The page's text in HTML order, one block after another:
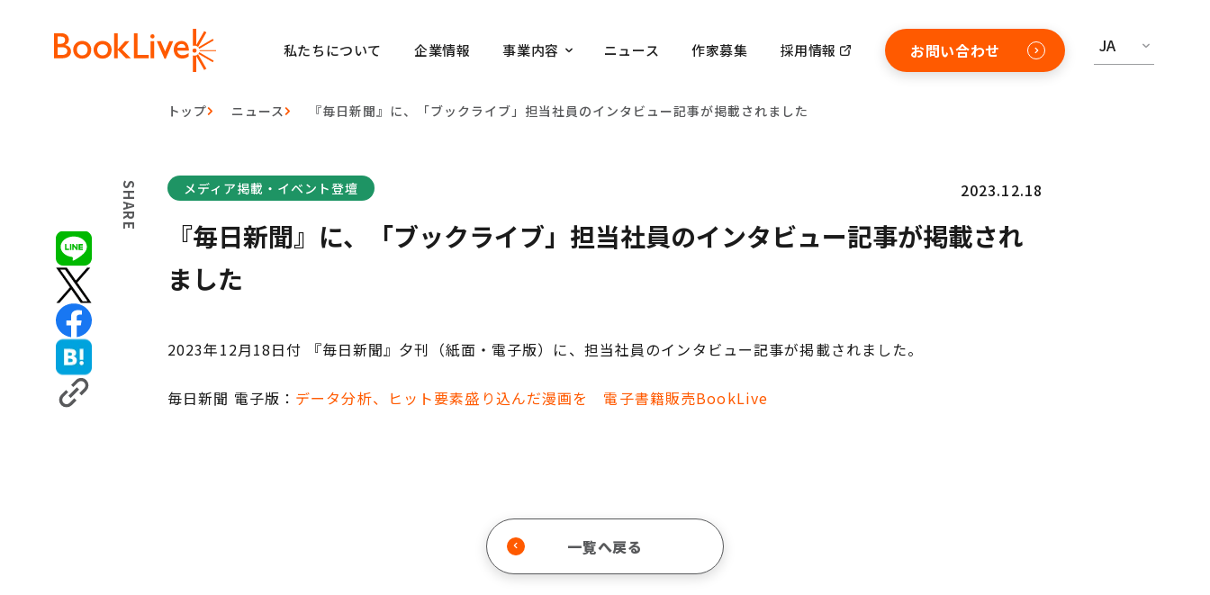
私たちについて 企業情報 事業内容 ニュース 作家募集 採用情報 お問い合わせ JA
トップ ニュース 『毎日新聞』に、「ブックライブ」担当社員のインタビュー記事が掲載されました
SHARE メディア掲載・イベント登壇 2023.12.18
『毎日新聞』に、「ブックライブ」担当社員のインタビュー記事が掲載され
ました
2023年12月18日付 『毎日新聞』夕刊（紙面・電子版）に、担当社員のインタビュー記事が掲載されました。
毎日新聞 電子版： データ分析、ヒット要素盛り込んだ漫画を 電子書籍販売BookLive
一覧へ戻る